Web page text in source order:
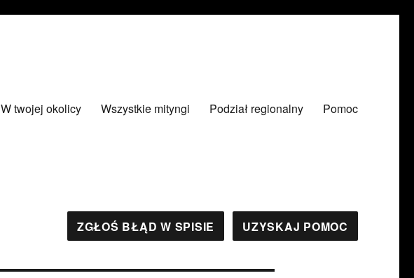
W twojej okolicy Wszystkie mityngi Podział regionalny Pomoc
ZGŁOŚ BŁĄD W SPISIE UZYSKAJ POMOC